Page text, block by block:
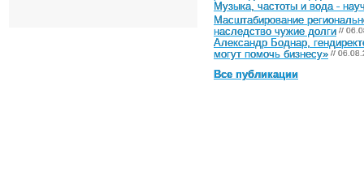
Музыка, частоты и вода -
Масштабирование
наследство чужие долги //
Александр Боднар,
могут помочь бизнесу» //
Все публикации